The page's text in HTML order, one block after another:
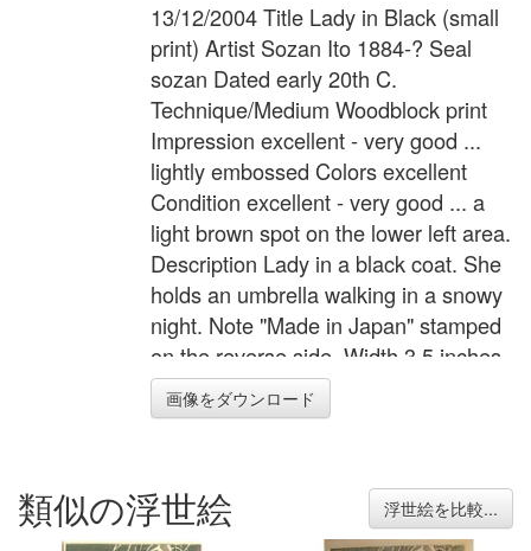
13/12/2004 Title Lady in Black (small
print) Artist Sozan Ito 1884-? Seal
sozan Dated early 20th C.
Technique/Medium Woodblock print
Impression excellent - very good ...
lightly embossed Colors excellent
Condition excellent - very good ... a
light brown spot on the lower left area.
Description Lady in a black coat. She
holds an umbrella walking in a snowy
night. Note "Made in Japan" stamped
on the reverse side. Width 3.5 inches
= 8.8 cm Height 5.5 inches = 14.0 cm
画像をダウンロード
類似の浮世絵 浮世絵を比較...